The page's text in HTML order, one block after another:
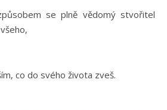
se plně vědomý stvořitel
co do svého života zveš.